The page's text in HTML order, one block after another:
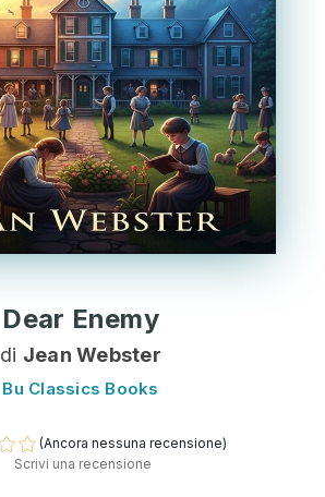
Dear Enemy
di Jean Webster
Bu Classics Books
(Ancora nessuna recensione)
Scrivi una recensione